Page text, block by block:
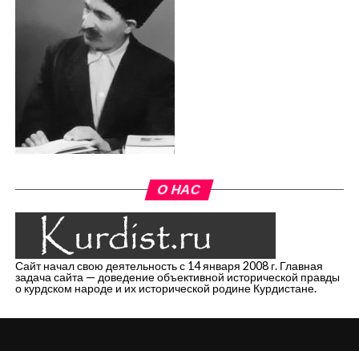
О НАС
Сайт начал свою деятельность с 14 января 2008 г. Главная
задача сайта — доведение объективной исторической правды
о курдском народе и их исторической родине Курдистане.